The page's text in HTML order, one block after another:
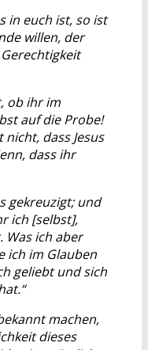
in euch ist, so ist
willen, der
ob ihr im
auf die Probe!
dass Jesus
dass ihr
gekreuzigt; und
ich [selbst],
ich aber
ich im Glauben
geliebt und sich
machen,
dieses